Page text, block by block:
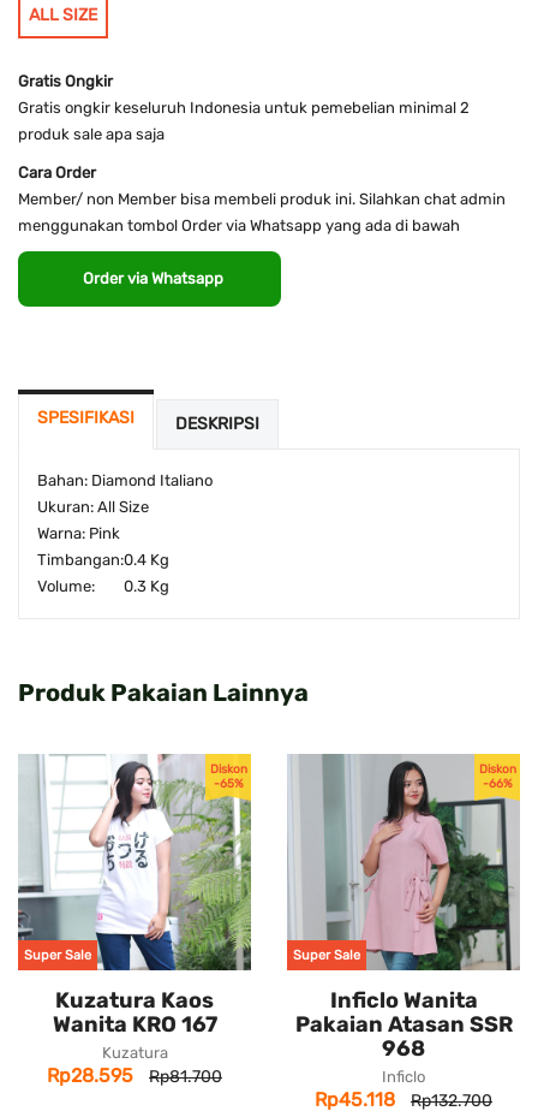
ALL SIZE
Gratis Ongkir
Gratis ongkir keseluruh Indonesia untuk pemebelian minimal 2
produk sale apa saja
Cara Order
Member/ non Member bisa membeli produk ini. Silahkan chat admin
menggunakan tombol Order via Whatsapp yang ada di bawah
Order via Whatsapp
SPESIFIKASI DESKRIPSI
Bahan: Diamond Italiano
Ukuran: All Size
Warna: Pink
Timbangan:0.4 Kg
Volume:
0.3 Kg
Produk Pakaian Lainnya
Diskon
-65%
Super Sale
Kuzatura Kaos
Wanita KRO 167
Kuzatura
Rp28.595 Rp81.700
Diskon
-66%
Super Sale
Inficlo Wanita
Pakaian Atasan SSR
968
Inficlo
Rp45.118 Rp132.700